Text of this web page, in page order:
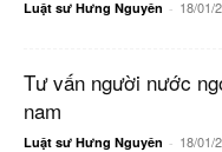
Luật sư Hưng Nguyên - 18/01/
Tư vấn người nước
nam
Luật sư Hưng Nguyên - 18/01/